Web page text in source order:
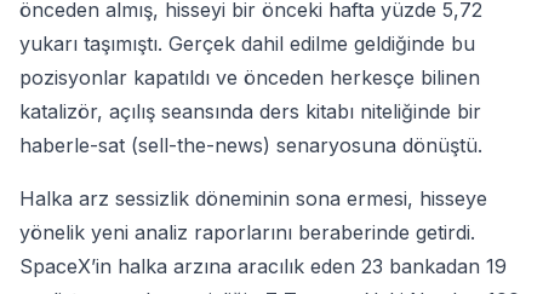
önceden almış, hisseyi bir önceki hafta yüzde 5,72
yukarı taşımıştı. Gerçek dahil edilme geldiğinde bu
pozisyonlar kapatıldı ve önceden herkesçe bilinen
katalizör, açılış seansında ders kitabı niteliğinde bir
haberle-sat (sell-the-news) senaryosuna dönüştü.
Halka arz sessizlik döneminin sona ermesi, hisseye
yönelik yeni analiz raporlarını beraberinde getirdi.
SpaceX’in halka arzına aracılık eden 23 bankadan 19